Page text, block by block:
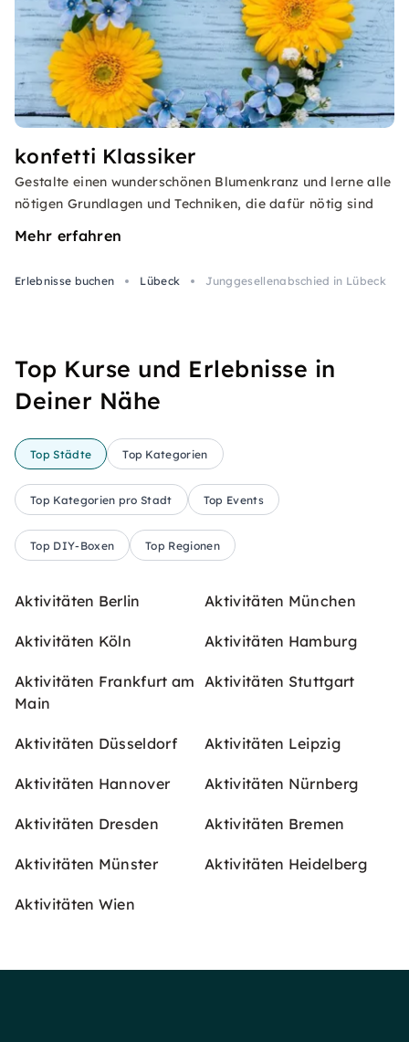
konfetti Klassiker
Gestalte einen wunderschönen Blumenkranz und lerne alle
nötigen Grundlagen und Techniken, die dafür nötig sind
Mehr erfahren
Erlebnisse buchen Lübeck Junggesellenabschied in Lübeck
Top Kurse und Erlebnisse in
Deiner Nähe
Top Städte Top Kategorien
Top Kategorien pro Stadt Top Events
Top DIY-Boxen Top Regionen
Aktivitäten Berlin Aktivitäten München
Aktivitäten Köln Aktivitäten Hamburg
Aktivitäten Frankfurt am
Main
Aktivitäten Stuttgart
Aktivitäten Düsseldorf Aktivitäten Leipzig
Aktivitäten Hannover Aktivitäten Nürnberg
Aktivitäten Dresden Aktivitäten Bremen
Aktivitäten Münster Aktivitäten Heidelberg
Aktivitäten Wien